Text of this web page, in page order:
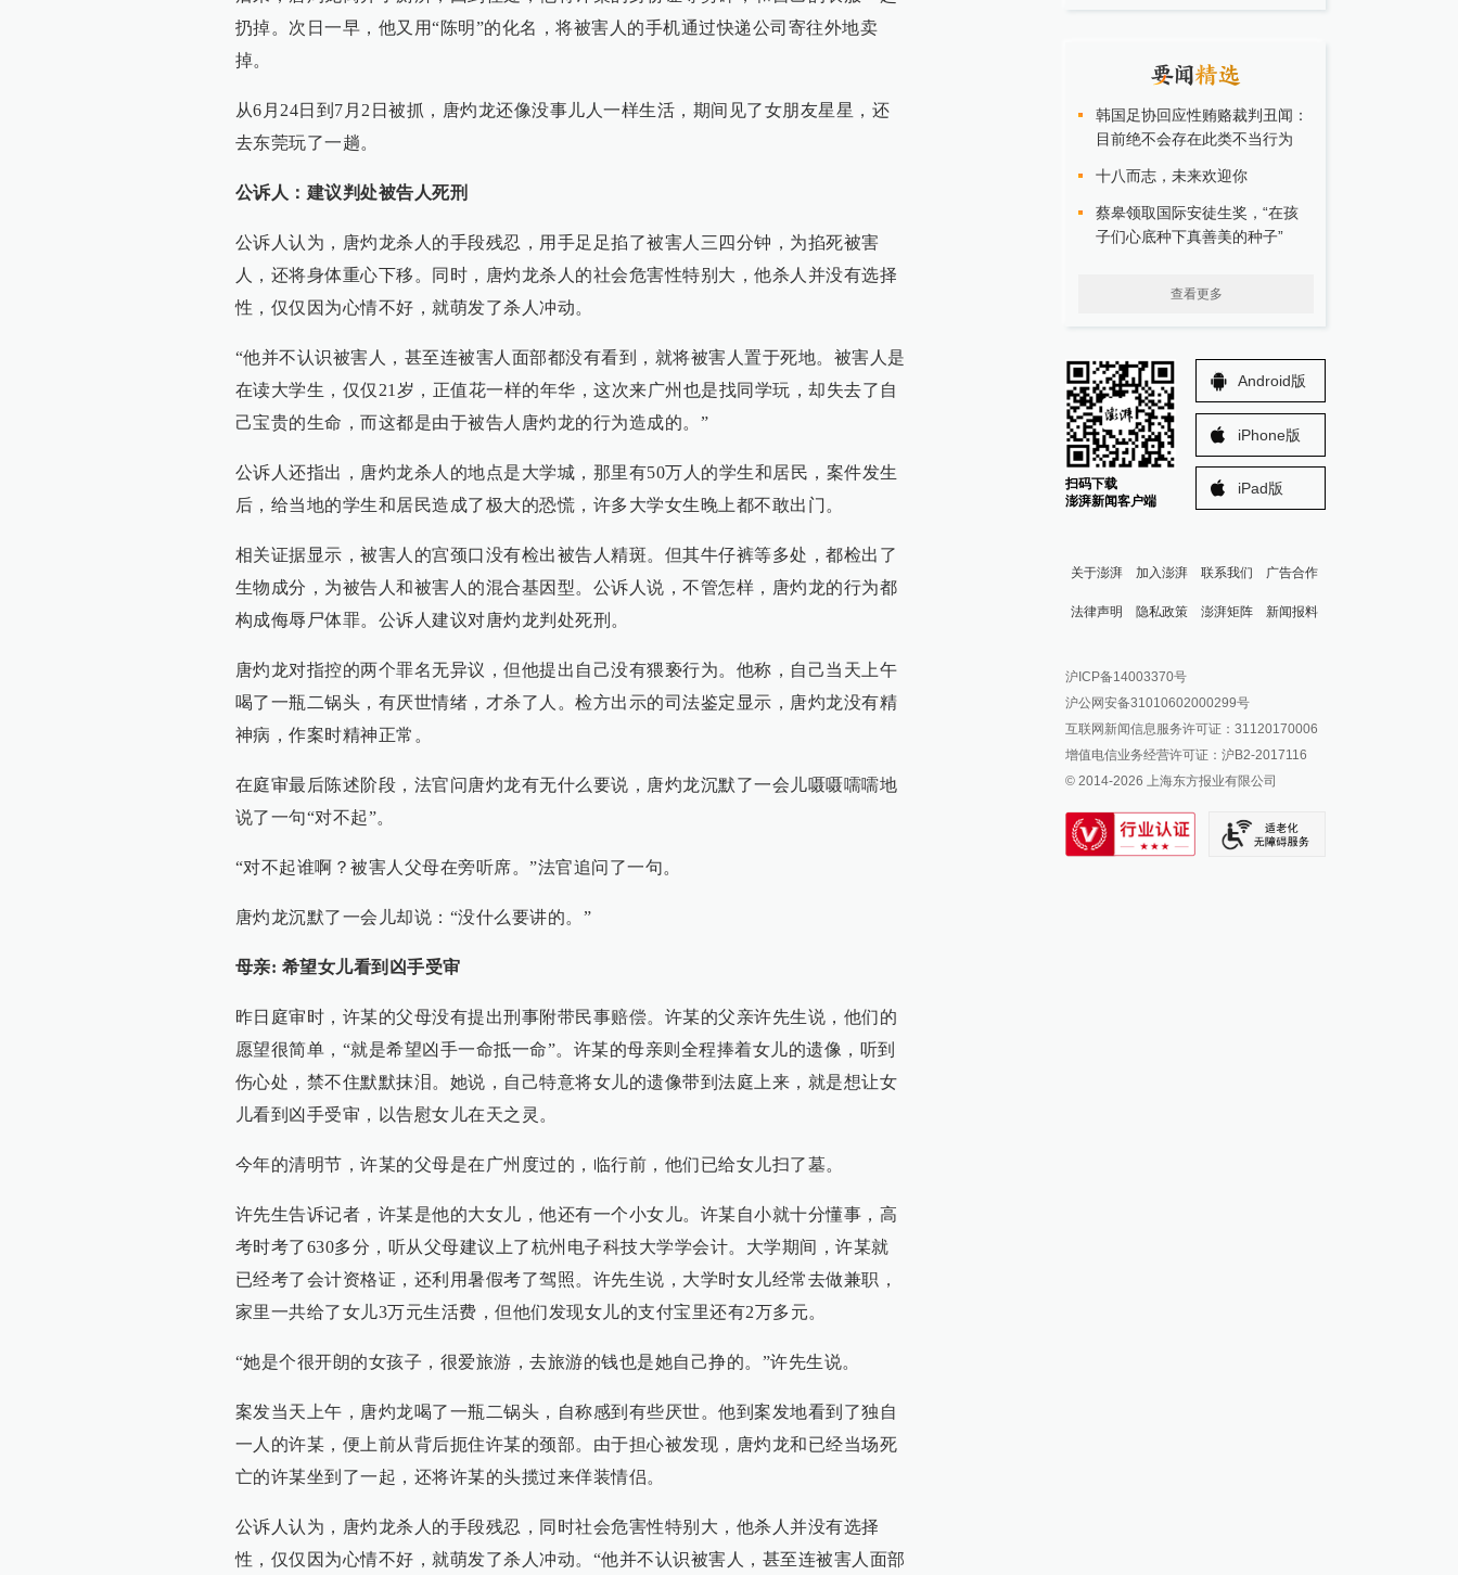
扔掉。次日一早，他又用“陈明”的化名，将被害人的手机通过快递公司寄往外地卖
掉。
从6月24日到7月2日被抓，唐灼龙还像没事儿人一样生活，期间见了女朋友星星，还
去东莞玩了一趟。
公诉人：建议判处被告人死刑
公诉人认为，唐灼龙杀人的手段残忍，用手足足掐了被害人三四分钟，为掐死被害
人，还将身体重心下移。同时，唐灼龙杀人的社会危害性特别大，他杀人并没有选择
性，仅仅因为心情不好，就萌发了杀人冲动。
“他并不认识被害人，甚至连被害人面部都没有看到，就将被害人置于死地。被害人是
在读大学生，仅仅21岁，正值花一样的年华，这次来广州也是找同学玩，却失去了自
己宝贵的生命，而这都是由于被告人唐灼龙的行为造成的。”
公诉人还指出，唐灼龙杀人的地点是大学城，那里有50万人的学生和居民，案件发生
后，给当地的学生和居民造成了极大的恐慌，许多大学女生晚上都不敢出门。
相关证据显示，被害人的宫颈口没有检出被告人精斑。但其牛仔裤等多处，都检出了
生物成分，为被告人和被害人的混合基因型。公诉人说，不管怎样，唐灼龙的行为都
构成侮辱尸体罪。公诉人建议对唐灼龙判处死刑。
唐灼龙对指控的两个罪名无异议，但他提出自己没有猥亵行为。他称，自己当天上午
喝了一瓶二锅头，有厌世情绪，才杀了人。检方出示的司法鉴定显示，唐灼龙没有精
神病，作案时精神正常。
在庭审最后陈述阶段，法官问唐灼龙有无什么要说，唐灼龙沉默了一会儿嗫嗫嚅嚅地
说了一句“对不起”。
“对不起谁啊？被害人父母在旁听席。”法官追问了一句。
唐灼龙沉默了一会儿却说：“没什么要讲的。”
母亲: 希望女儿看到凶手受审
昨日庭审时，许某的父母没有提出刑事附带民事赔偿。许某的父亲许先生说，他们的
愿望很简单，“就是希望凶手一命抵一命”。许某的母亲则全程捧着女儿的遗像，听到
伤心处，禁不住默默抹泪。她说，自己特意将女儿的遗像带到法庭上来，就是想让女
儿看到凶手受审，以告慰女儿在天之灵。
今年的清明节，许某的父母是在广州度过的，临行前，他们已给女儿扫了墓。
许先生告诉记者，许某是他的大女儿，他还有一个小女儿。许某自小就十分懂事，高
考时考了630多分，听从父母建议上了杭州电子科技大学学会计。大学期间，许某就
已经考了会计资格证，还利用暑假考了驾照。许先生说，大学时女儿经常去做兼职，
家里一共给了女儿3万元生活费，但他们发现女儿的支付宝里还有2万多元。
“她是个很开朗的女孩子，很爱旅游，去旅游的钱也是她自己挣的。”许先生说。
案发当天上午，唐灼龙喝了一瓶二锅头，自称感到有些厌世。他到案发地看到了独自
一人的许某，便上前从背后扼住许某的颈部。由于担心被发现，唐灼龙和已经当场死
亡的许某坐到了一起，还将许某的头揽过来佯装情侣。
公诉人认为，唐灼龙杀人的手段残忍，同时社会危害性特别大，他杀人并没有选择
性，仅仅因为心情不好，就萌发了杀人冲动。“他并不认识被害人，甚至连被害人面部
韩国足协回应性贿赂裁判丑闻：
目前绝不会存在此类不当行为
十八而志，未来欢迎你
蔡皋领取国际安徒生奖，“在孩
子们心底种下真善美的种子”
查看更多
扫码下载
澎湃新闻客户端
Android版
iPhone版
iPad版
关于澎湃 加入澎湃 联系我们 广告合作
法律声明 隐私政策 澎湃矩阵
澎湃新闻公众号
澎湃新闻抖音号
派生万物开放平台
IP SHANGHAI
SIXTH TONE
新闻报料
报料邮箱: news@thepaper.cn
沪ICP备14003370号
沪公网安备31010602000299号
互联网新闻信息服务许可证：31120170006
增值电信业务经营许可证：沪B2-2017116
© 2014-2026 上海东方报业有限公司